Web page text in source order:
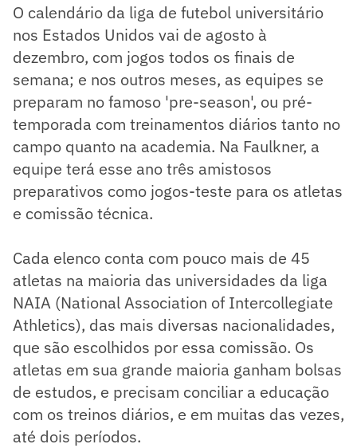
O calendário da liga de futebol universitário
nos Estados Unidos vai de agosto à
dezembro, com jogos todos os finais de
semana; e nos outros meses, as equipes se
preparam no famoso 'pre-season', ou pré-
temporada com treinamentos diários tanto no
campo quanto na academia. Na Faulkner, a
equipe terá esse ano três amistosos
preparativos como jogos-teste para os atletas
e comissão técnica.
Cada elenco conta com pouco mais de 45
atletas na maioria das universidades da liga
NAIA (National Association of Intercollegiate
Athletics), das mais diversas nacionalidades,
que são escolhidos por essa comissão. Os
atletas em sua grande maioria ganham bolsas
de estudos, e precisam conciliar a educação
com os treinos diários, e em muitas das vezes,
até dois períodos.